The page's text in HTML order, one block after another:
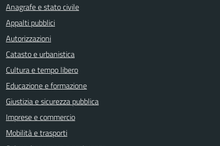
Anagrafe e stato civile
Appalti pubblici
Autorizzazioni
Catasto e urbanistica
Cultura e tempo libero
Educazione e formazione
Giustizia e sicurezza pubblica
Imprese e commercio
Mobilità e trasporti